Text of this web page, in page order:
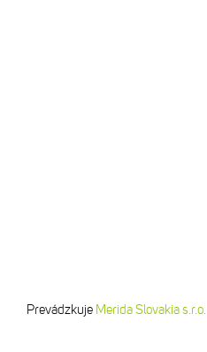
Prevádzkuje Merida Slovakia s.r.o.